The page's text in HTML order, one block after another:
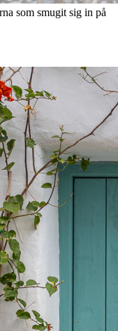
som smugit sig in på